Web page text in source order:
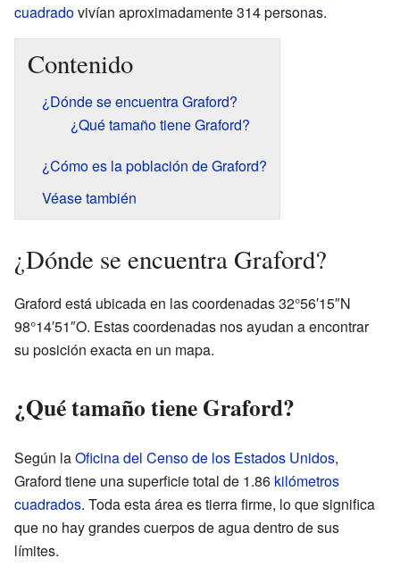
cuadradovivían aproximadamente 314 personas.
Contenido
¿Dónde se encuentra Graford?
¿Qué tamaño tiene Graford?
¿Cómo es la población de Graford?
Véase también
¿Dónde se encuentra Graford?
Graford está ubicada en las coordenadas 32°56′15″N
98°14′51″O. Estas coordenadas nos ayudan a encontrar
su posición exacta en un mapa.
¿Qué tamaño tiene Graford?
Según laOficina del Censo de los Estados Unidos,
Graford tiene una superficie total de 1.86 kilómetros
cuadrados. Toda esta área es tierra firme, lo que significa
que no hay grandes cuerpos de agua dentro de sus
límites.